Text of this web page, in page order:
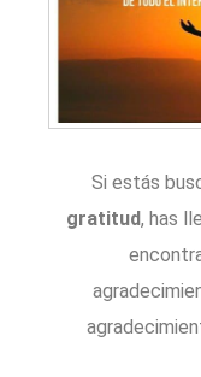
Si estás
gratitud, has